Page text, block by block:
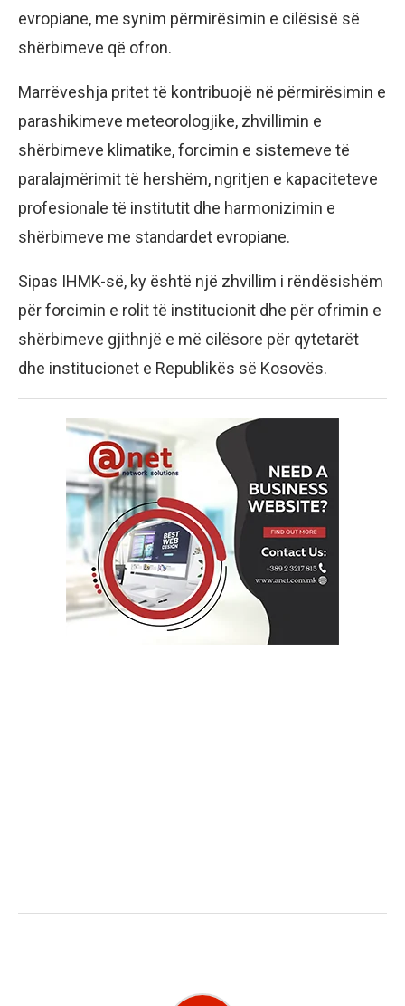
evropiane, me synim përmirësimin e cilësisë së
shërbimeve që ofron.
Marrëveshja pritet të kontribuojë në përmirësimin e
parashikimeve meteorologjike, zhvillimin e
shërbimeve klimatike, forcimin e sistemeve të
paralajmërimit të hershëm, ngritjen e kapaciteteve
profesionale të institutit dhe harmonizimin e
shërbimeve me standardet evropiane.
Sipas IHMK-së, ky është një zhvillim i rëndësishëm
për forcimin e rolit të institucionit dhe për ofrimin e
shërbimeve gjithnjë e më cilësore për qytetarët
dhe institucionet e Republikës së Kosovës.